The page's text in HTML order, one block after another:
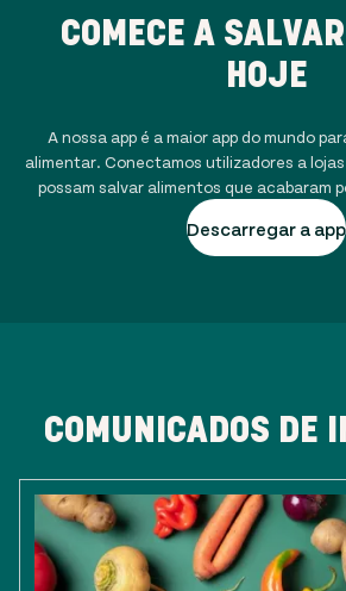
COMECE A
HOJE
A nossa app é a maior app do mundo
alimentar. Conectamos utilizadores a
possam salvar alimentos que acabaram
Descarregar a app
COMUNICADOS DE